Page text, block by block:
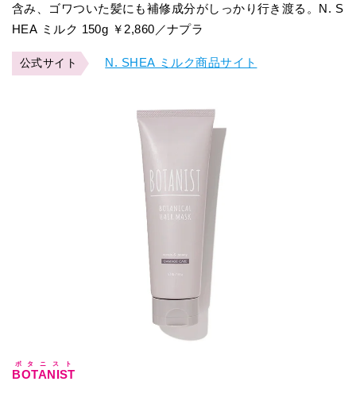
含み、ゴワついた髪にも補修成分がしっかり行き渡る。N. S
HEA ミルク 150g ￥2,860／ナプラ
公式サイト N. SHEA ミルク商品サイト
BOTANIST
ボタニスト